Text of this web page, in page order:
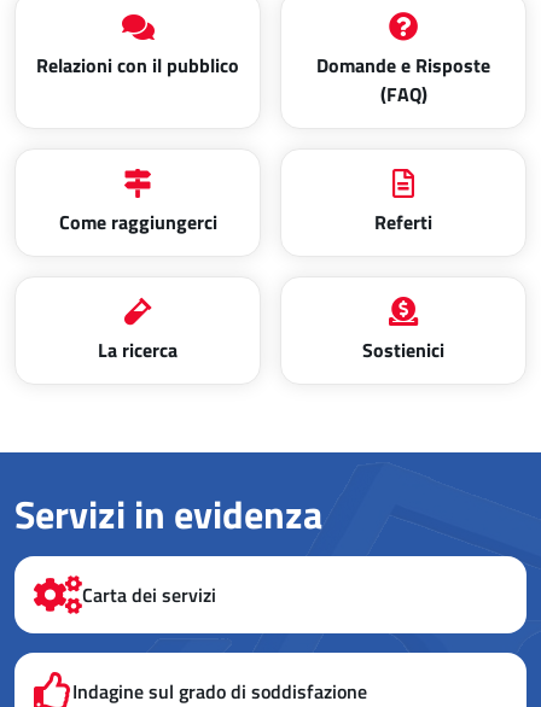
Relazioni con il pubblico
Domande e Risposte
(FAQ)
Come raggiungerci Referti
La ricerca Sostienici
Servizi in evidenza
Carta dei servizi
Indagine sul grado di soddisfazione